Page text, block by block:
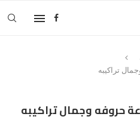
تراكيبه
حروفه وجمال تراكيبه